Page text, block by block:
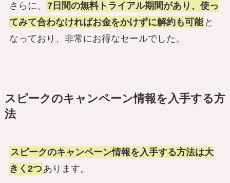
さらに、
7日間の無料トライアル期間があり、使っ
てみて合わなければお金をかけずに解約も可能 と
なっており、非常にお得なセールでした。
スピークのキャンペーン情報を入手する方
法
スピークのキャンペーン情報を入手する方法は大
きく2つあります。